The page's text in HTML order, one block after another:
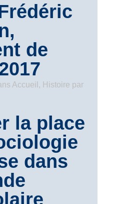
de
Accueil , Histoire par
la place
dans